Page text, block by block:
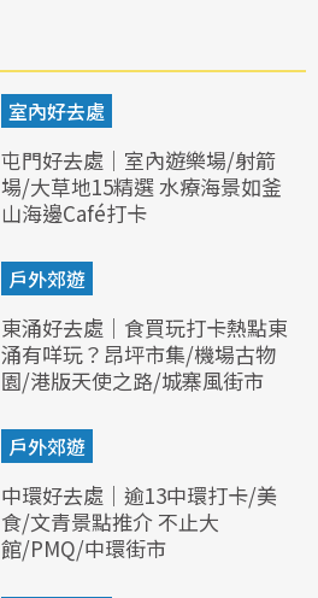
室內好去處
屯門好去處｜室內遊樂場/射箭
場/大草地15精選 水療海景如釜
山海邊Café打卡
戶外郊遊
東涌好去處｜食買玩打卡熱點東
涌有咩玩？昂坪市集/機場古物
園/港版天使之路/城寨風街市
戶外郊遊
中環好去處｜逾13中環打卡/美
食/文青景點推介 不止大
館/PMQ/中環街市